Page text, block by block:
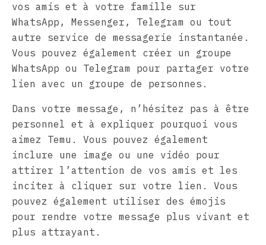
vos amis et à votre famille sur
WhatsApp, Messenger, Telegram ou tout
autre service de messagerie instantanée.
Vous pouvez également créer un groupe
WhatsApp ou Telegram pour partager votre
lien avec un groupe de personnes.
Dans votre message, n’hésitez pas à être
personnel et à expliquer pourquoi vous
aimez Temu. Vous pouvez également
inclure une image ou une vidéo pour
attirer l’attention de vos amis et les
inciter à cliquer sur votre lien. Vous
pouvez également utiliser des émojis
pour rendre votre message plus vivant et
plus attrayant.